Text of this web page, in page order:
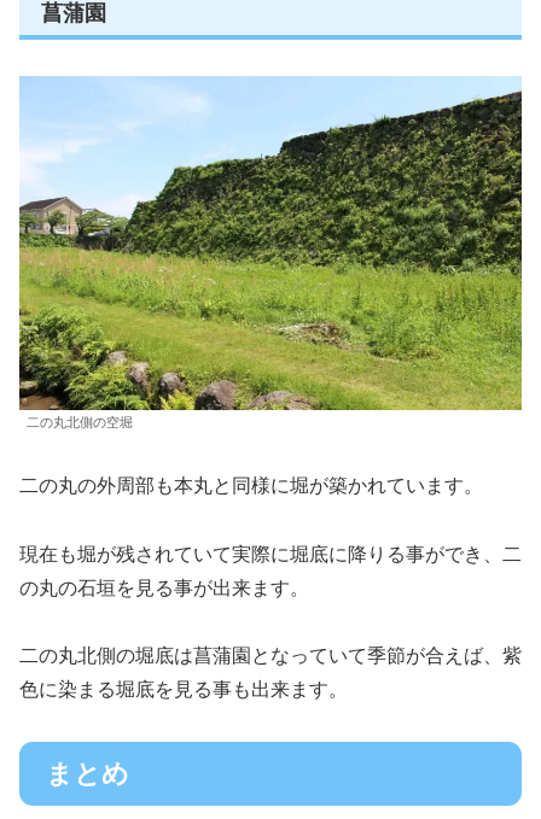
菖蒲園
二の丸北側の空堀
二の丸の外周部も本丸と同様に堀が築かれています。
現在も堀が残されていて実際に堀底に降りる事ができ、二
の丸の石垣を見る事が出来ます。
二の丸北側の堀底は菖蒲園となっていて季節が合えば、紫
色に染まる堀底を見る事も出来ます。
まとめ